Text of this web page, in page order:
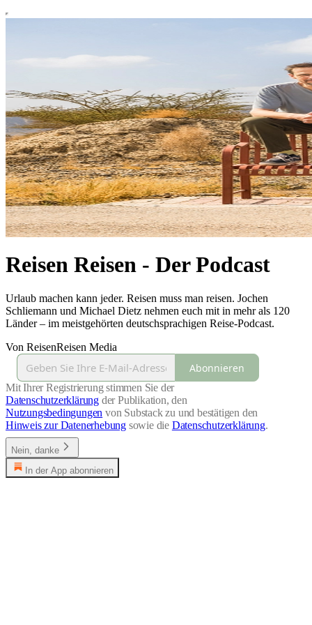
Reisen Reisen - Der Podcast
Urlaub machen kann jeder. Reisen muss man reisen. Jochen
Schliemann und Michael Dietz nehmen euch mit in mehr als 120
Länder – im meistgehörten deutschsprachigen Reise-Podcast.
Von ReisenReisen Media
Abonnieren
Mit Ihrer Registrierung stimmen Sie der
Datenschutzerklärung der Publikation, den
Nutzungsbedingungen von Substack zu und bestätigen den
Hinweis zur Datenerhebung sowie die Datenschutzerklärung.
Nein, danke
In der App abonnieren